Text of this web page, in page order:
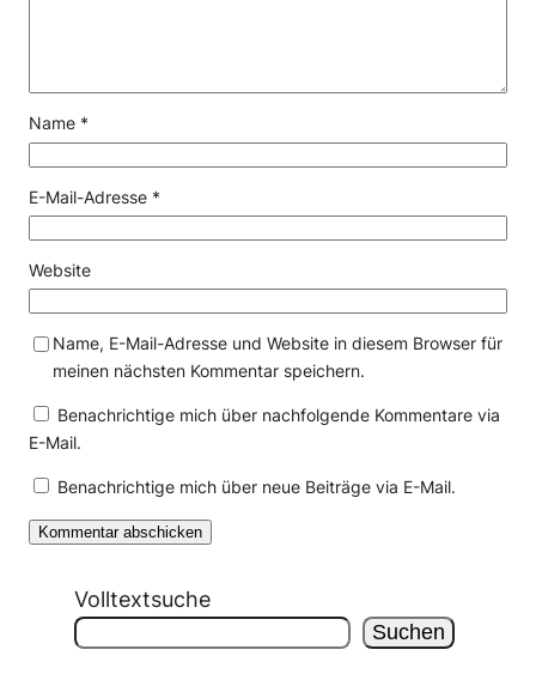
Name *
E-Mail-Adresse *
Website
Name, E-Mail-Adresse und Website in diesem Browser für
meinen nächsten Kommentar speichern.
Benachrichtige mich über nachfolgende Kommentare via
E-Mail.
Benachrichtige mich über neue Beiträge via E-Mail.
Volltextsuche
Suchen